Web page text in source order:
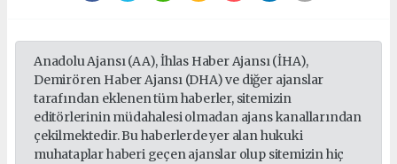
Anadolu Ajansı (AA), İhlas Haber Ajansı (İHA),
Demirören Haber Ajansı (DHA) ve diğer ajanslar
tarafından eklenen tüm haberler, sitemizin
editörlerinin müdahalesi olmadan ajans kanallarından
çekilmektedir. Bu haberlerde yer alan hukuki
muhataplar haberi geçen ajanslar olup sitemizin hiç